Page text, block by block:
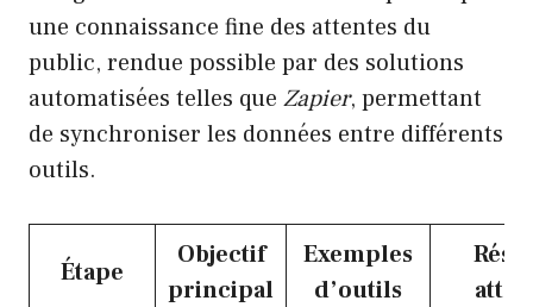
une connaissance fine des attentes du
public, rendue possible par des solutions
automatisées telles que Zapier, permettant
de synchroniser les données entre différents
outils.
Étape
Objectif
principal
Exemples
d’outils